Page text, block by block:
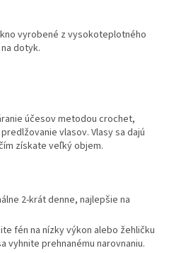
vyrobené z vysokoteplotného
dotyk.
účesov metodou crochet,
vlasov. Vlasy sa dajú
získate veľký objem.
2-krát denne, najlepšie na
fén na nízky výkon alebo žehličku
vyhnite prehnanému narovnaniu.